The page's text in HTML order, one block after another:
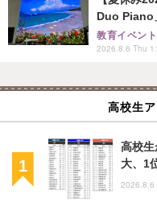
Duo Piano
教育イベント
2026.8.6 Thu
高校生
高校
大、1
2026.8.6